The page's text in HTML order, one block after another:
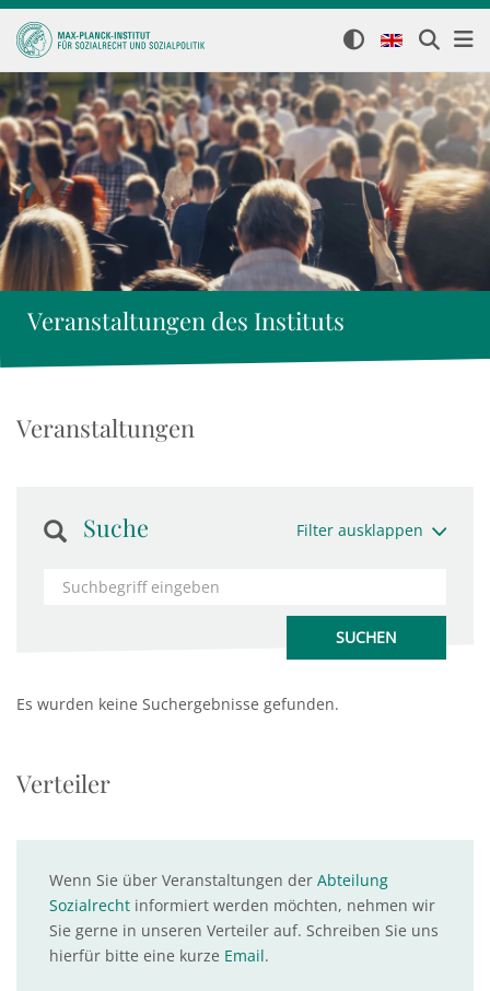
Veranstaltungen des Instituts
Veranstaltungen
Suche Filter ausklappen
Es wurden keine Suchergebnisse gefunden.
Verteiler
Wenn Sie über Veranstaltungen der Abteilung
Sozialrecht informiert werden möchten, nehmen wir
Sie gerne in unseren Verteiler auf. Schreiben Sie uns
hierfür bitte eine kurze Email.